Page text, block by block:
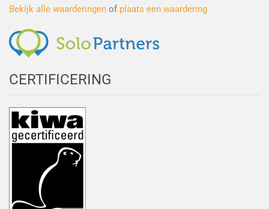
Bekijk alle waarderingen of plaats een waardering
CERTIFICERING